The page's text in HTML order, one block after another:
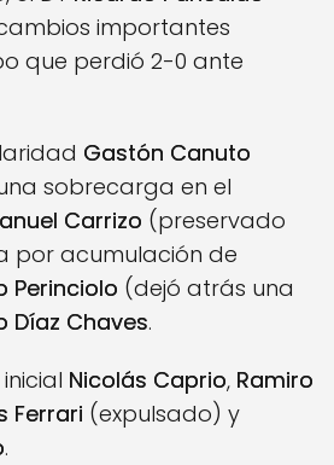
importantes
que perdió 2-0 ante
Gastón Canuto
sobrecarga en el
Carrizo (preservado
por acumulación de
Perinciolo (dejó atrás una
Díaz Chaves.
Nicolás Caprio, Ramiro
Ferrari (expulsado) y
.